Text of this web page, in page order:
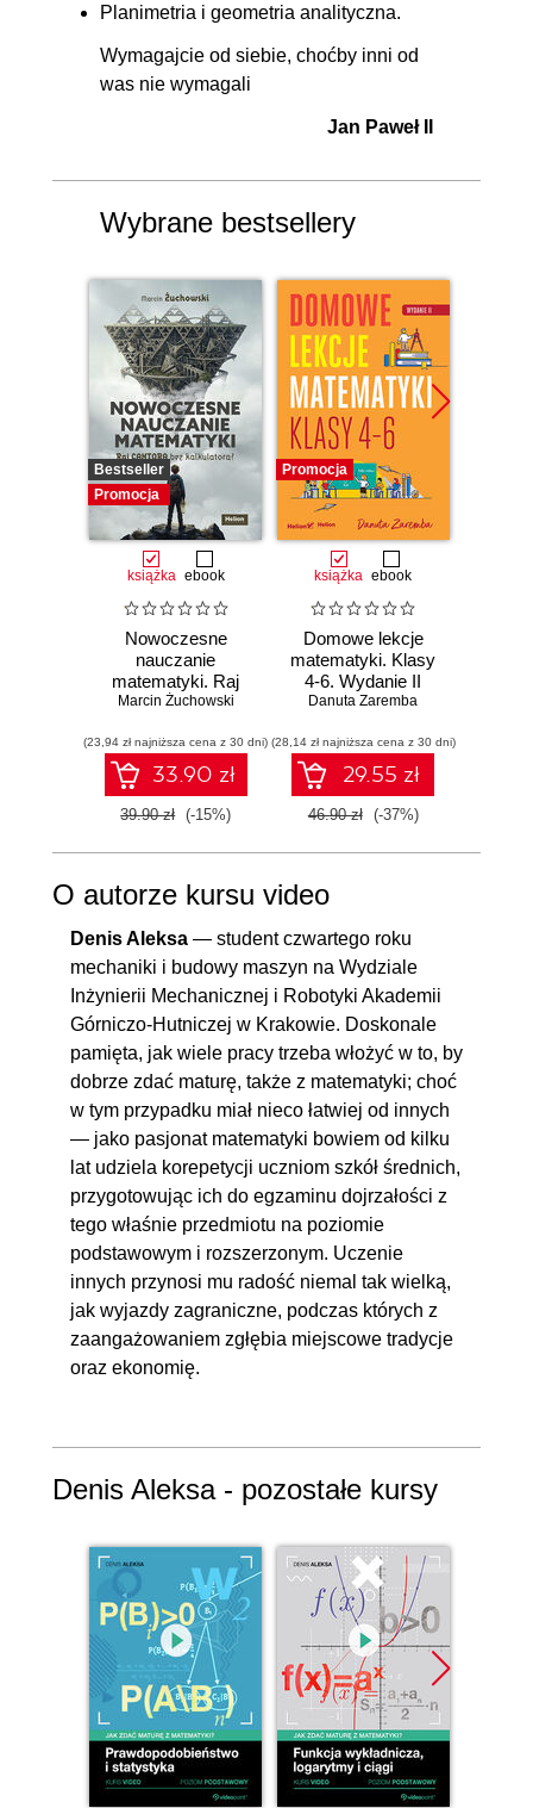
Planimetria i geometria analityczna.
Wymagajcie od siebie, choćby inni od
was nie wymagali
Jan Paweł II
Wybrane bestsellery
Bestseller
Promocja
książka ebook
Nowoczesne
nauczanie
matematyki. Raj
Cantora bez
Marcin Żuchowski
(23,94 zł najniższa cena z 30 dni)
33.90 zł
39.90 zł (-15%)
Promocja
książka ebook
Domowe lekcje
matematyki. Klasy
4-6. Wydanie II
Danuta Zaremba
(28,14 zł najniższa cena z 30 dni)
29.55 zł
46.90 zł (-37%)
O autorze kursu video
Denis Aleksa — student czwartego roku
mechaniki i budowy maszyn na Wydziale
Inżynierii Mechanicznej i Robotyki Akademii
Górniczo-Hutniczej w Krakowie. Doskonale
pamięta, jak wiele pracy trzeba włożyć w to, by
dobrze zdać maturę, także z matematyki; choć
w tym przypadku miał nieco łatwiej od innych
— jako pasjonat matematyki bowiem od kilku
lat udziela korepetycji uczniom szkół średnich,
przygotowując ich do egzaminu dojrzałości z
tego właśnie przedmiotu na poziomie
podstawowym i rozszerzonym. Uczenie
innych przynosi mu radość niemal tak wielką,
jak wyjazdy zagraniczne, podczas których z
zaangażowaniem zgłębia miejscowe tradycje
oraz ekonomię.
Denis Aleksa - pozostałe kursy